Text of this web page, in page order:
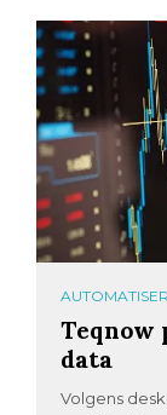
Teqnow
data
Volgens